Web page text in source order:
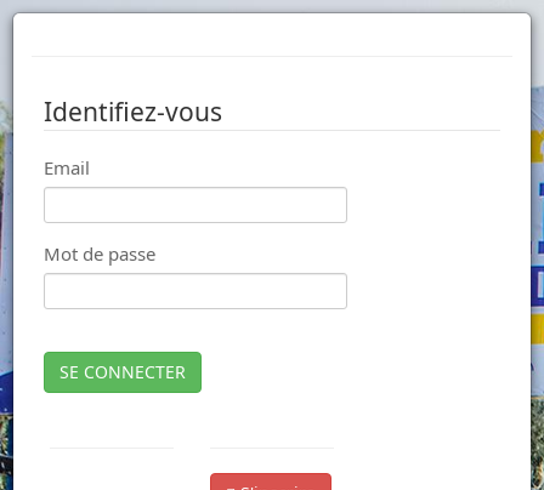
Identifiez-vous
Email
Mot de passe
SE CONNECTER